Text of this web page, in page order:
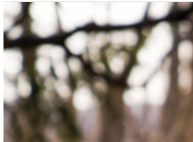
Fabian
und
Debora
Knoos